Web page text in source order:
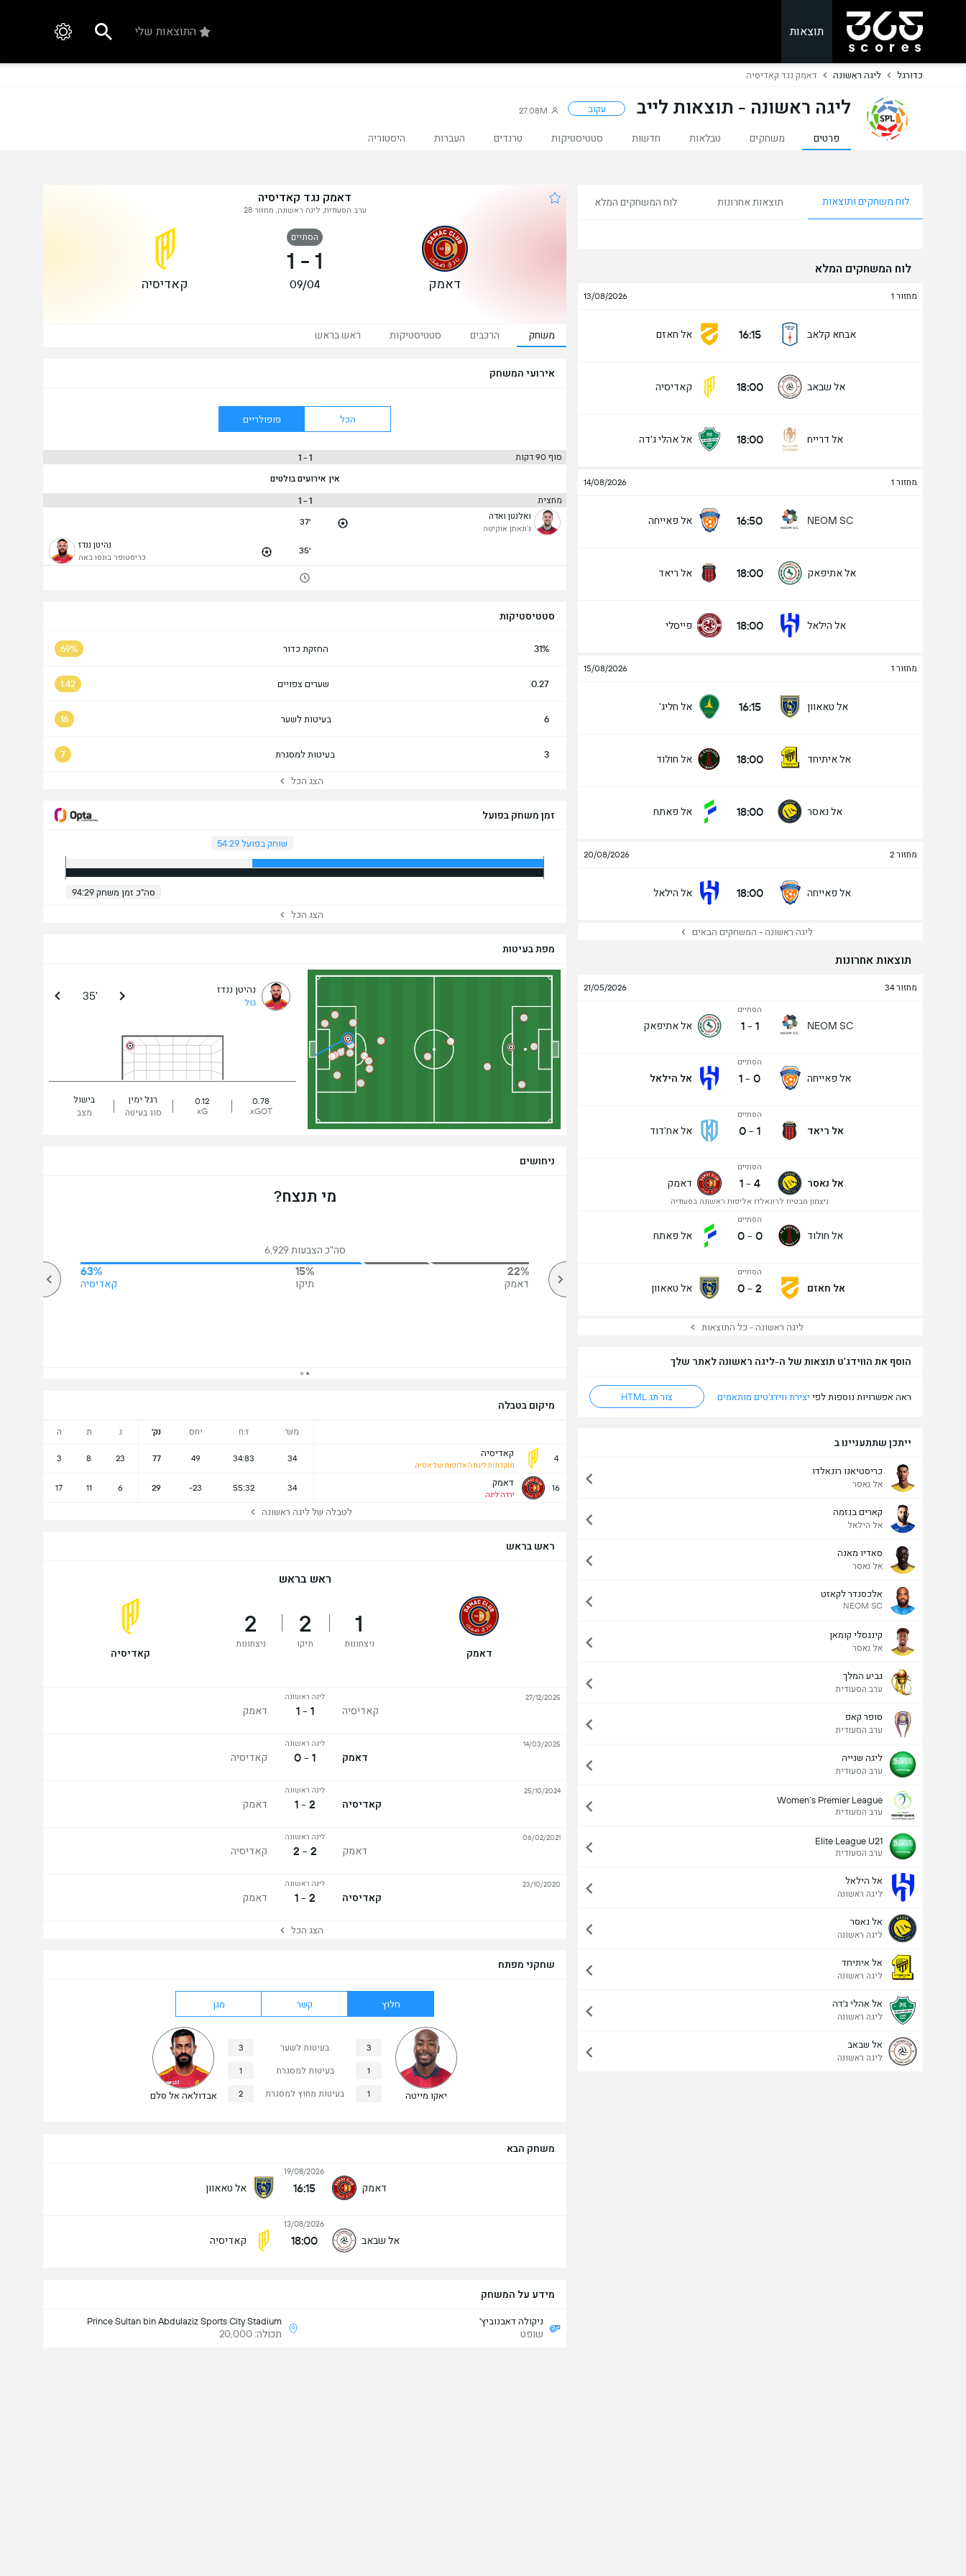
תוצאות התוצאות שלי
כדורגל ליגה ראשונה דאמק נגד קאדיסיה
ליגה ראשונה - תוצאות לייב עקוב 27.08M
פרטים משחקים טבלאות חדשות סטטיסטיקות טרנדים העברות היסטוריה
לוח משחקים ותוצאות תוצאות אחרונות לוח המשחקים המלא
לוח המשחקים המלא
מחזור 1 13/08/2026
אבחא קלאב 16:15 אל חאזם
אל שבאב 18:00 קאדיסיה
אל דרייח 18:00 אל אהלי ג'דה
מחזור 1 14/08/2026
NEOM SC
16:50 אל פאייחה
אל אתיפאק 18:00 אל ריאד
אל הילאל 18:00 פייסלי
מחזור 1 15/08/2026
אל טאאוון 16:15 אל חליג'
אל איתיחד 18:00 אל חולוד
אל נאסר 18:00 אל פאתח
מחזור 2 20/08/2026
אל פאייחה 18:00 אל הילאל
ליגה ראשונה - המשחקים הבאים
תוצאות אחרונות
מחזור 34 21/05/2026
NEOM SC
הסתיים
1
-
1 אל אתיפאק
אל פאייחה
הסתיים
0
-
1 אל הילאל
אל ריאד
הסתיים
1
-
0 אל אח'דוד
אל נאסר
הסתיים
4
-
1
ניצחון מבטיח לרונאלדו אליפות ראשונה בסעודיה
דאמק
אל חולוד
הסתיים
0
-
0 אל פאתח
אל חאזם
הסתיים
2
-
0 אל טאאוון
ליגה ראשונה - כל התוצאות
הוסף את הווידג'ט תוצאות של ה-ליגה ראשונה לאתר שלך
ראה אפשרויות נוספות לפי יצירת ווידג'טים מותאמים צור תג HTML
ייתכן שתתעניינו ב
כריסטיאנו רונאלדו
אל נאסר
קארים בנזמה
אל הילאל
סאדיו מאנה
אל נאסר
אלכסנדר לקאזט
NEOM SC
קינגסלי קומאן
אל נאסר
גביע המלך
ערב הסעודית
סופר קאפ
ערב הסעודית
ליגה שנייה
ערב הסעודית
Women’s Premier League
ערב הסעודית
Elite League U21
ערב הסעודית
אל הילאל
ליגה ראשונה
אל נאסר
ליגה ראשונה
אל איתיחד
ליגה ראשונה
אל אהלי ג'דה
ליגה ראשונה
אל שבאב
ליגה ראשונה
דאמק נגד קאדיסיה
ערב הסעודית, ליגה ראשונה, מחזור 28
דאמק
הסתיים
1
-
1
09/04 קאדיסיה
משחק הרכבים סטטיסטיקות ראש בראש
אירועי המשחק
הכל פופולריים
סוף 90 דקות 1 - 1
אין אירועים בולטים
מחצית 1 - 1
ואלנטן ואדה
ג'ונאתן אוקיטה
37'
35'
נהיטן ננדז
כריסטופר בונסו באה
משחק הבא
דאמק
19/08/2026
16:15 אל טאאוון
אל שבאב
13/08/2026
18:00 קאדיסיה
שחקני מפתח
חלוץ קשר מגן
יאקו מייטה
3 בעיטות לשער 3
1 בעיטות למסגרת 1
1 בעיטות מחוץ למסגרת 2 אבדולאה אל סלם
סטטיסטיקות
31% החזקת כדור 69%
0.27 שערים צפויים 1.42
6 בעיטות לשער 16
3 בעיטות למסגרת 7
הצג הכל
זמן משחק בפועל
שוחק בפועל 54:29
סה"כ זמן משחק 94:29
הצג הכל
מפת בעיטות
נהיטן ננדז
גול 35'
בישול
מצב
רגל ימין
סוג בעיטה
0.12
xG
0.78
xGOT
מידע על המשחק
ניקולה דאבנוביץ'
שופט
Prince Sultan bin Abdulaziz Sports City Stadium
תכולה: 20,000
מיקום בטבלה
מש' ז:ח יחס נק' נ ת ה
4 קאדיסיה
מוקדמות ליגת האלופות של אסיה
34
34:83
49
77
23
8
3
16 דאמק
ירדה ליגה
34
55:32
-23
29
6
11
17
לטבלה של ליגה ראשונה
ניחושים
מי תנצח?
סה"כ הצבעות 6,929
22%
דאמק
15%
תיקו
63%
קאדיסיה
מעל/מתחת שערים - 90 דק' (2.5)
ראש בראש
ראש בראש
דאמק
1
ניצחונות
2
תיקו
2
ניצחונות
קאדיסיה
קאדיסיה
ליגה ראשונה
1 - 1 דאמק
27/12/2025
דאמק
ליגה ראשונה
1 - 0 קאדיסיה
14/03/2025
קאדיסיה
ליגה ראשונה
2 - 1 דאמק
25/10/2024
דאמק
ליגה ראשונה
2 - 2 קאדיסיה
06/02/2021
קאדיסיה
ליגה ראשונה
2 - 1 דאמק
23/10/2020
הצג הכל